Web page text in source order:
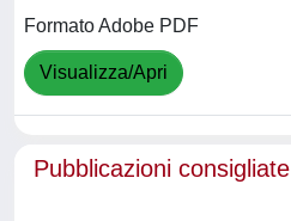
Formato Adobe PDF
Visualizza/Apri
Pubblicazioni consigliate